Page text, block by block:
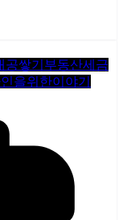
쌓기 부동산세금
을위한이야기